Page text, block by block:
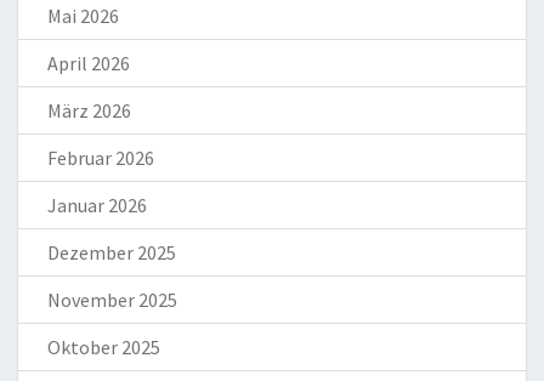
Mai 2026
April 2026
März 2026
Februar 2026
Januar 2026
Dezember 2025
November 2025
Oktober 2025